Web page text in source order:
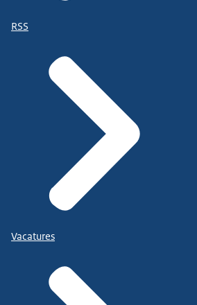
RSS
Vacatures